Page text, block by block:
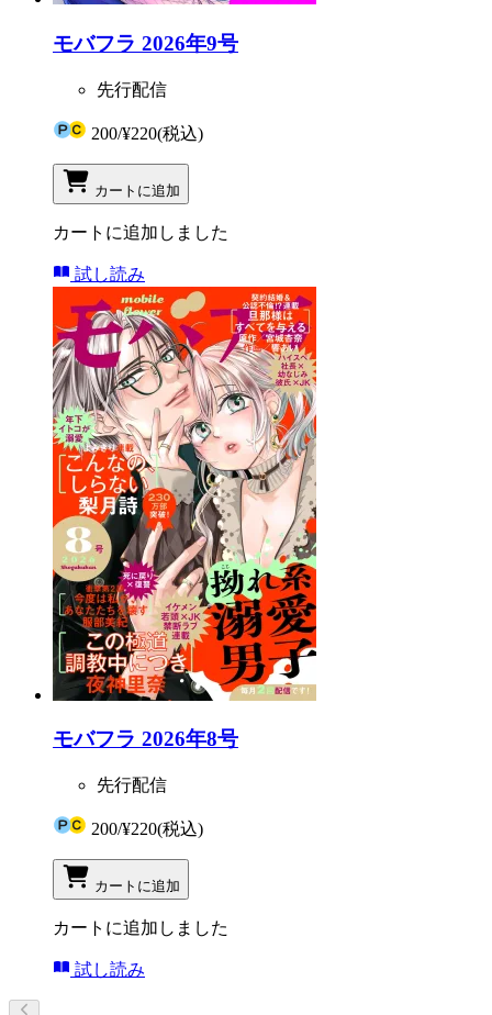
モバフラ 2026年9号
先行配信
200/¥220(税込)
カートに追加
カートに追加しました
試し読み
モバフラ 2026年8号
先行配信
200/¥220(税込)
カートに追加
カートに追加しました
試し読み